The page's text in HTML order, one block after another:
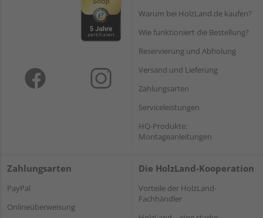
Warum bei HolzLand.de kaufen?
Wie funktioniert die Bestellung?
Reservierung und Abholung
Versand und Lieferung
Zahlungsarten
Serviceleistungen
HQ-Produkte:
Montageanleitungen
Zahlungsarten
PayPal
Onlineüberweisung
Die HolzLand-Kooperation
Vorteile der HolzLand-
Fachhändler